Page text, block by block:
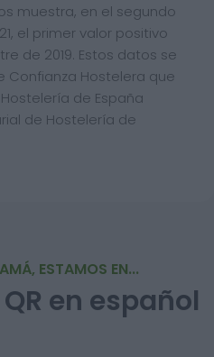
muestra, en el segundo
el primer valor positivo
de 2019. Estos datos se
Confianza Hostelera que
de España
de Hostelería de
ESTAMOS EN...
en español